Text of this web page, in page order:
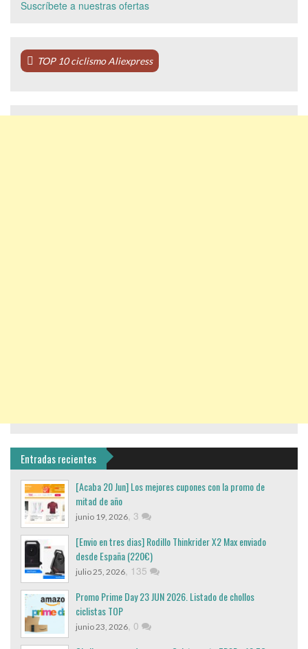
Suscríbete a nuestras ofertas
TOP 10 ciclismo Aliexpress
Entradas recientes
[Acaba 20 Jun] Los mejores cupones con la promo de
mitad de año
junio 19, 2026 3
[Envio en tres dias] Rodillo Thinkrider X2 Max enviado
desde España (220€)
julio 25, 2026 135
Promo Prime Day 23 JUN 2026. Listado de chollos
ciclistas TOP
junio 23, 2026 0